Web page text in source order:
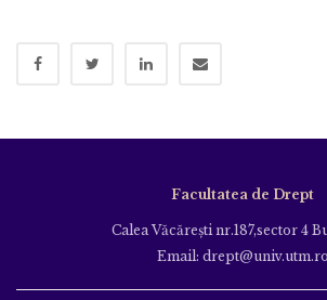
Facultatea de Drept
Calea Văcăreşti nr.187,sector 4
Email: drept@univ.utm.ro